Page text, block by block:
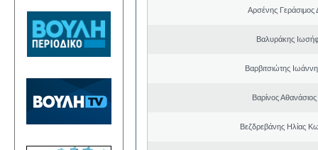
Αρσένης Γεράσιμος
Βαλυράκης
Βαρβιτσιώτης
Βαρίνος
Βεζδρεβάνης Ηλίας